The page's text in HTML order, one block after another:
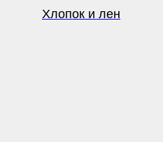
Хлопок и лен